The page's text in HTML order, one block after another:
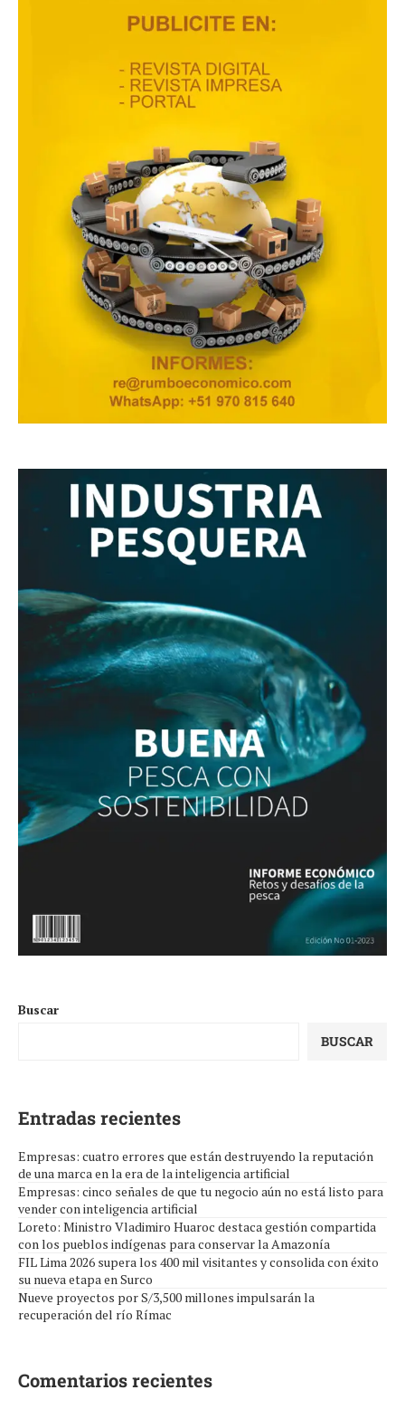
Buscar
BUSCAR
Entradas recientes
Empresas: cuatro errores que están destruyendo la reputación
de una marca en la era de la inteligencia artificial
Empresas: cinco señales de que tu negocio aún no está listo para
vender con inteligencia artificial
Loreto: Ministro Vladimiro Huaroc destaca gestión compartida
con los pueblos indígenas para conservar la Amazonía
FIL Lima 2026 supera los 400 mil visitantes y consolida con éxito
su nueva etapa en Surco
Nueve proyectos por S/3,500 millones impulsarán la
recuperación del río Rímac
Comentarios recientes